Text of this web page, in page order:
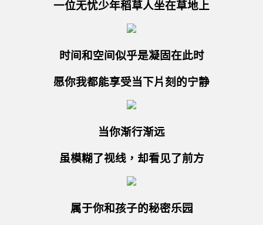
一位无忧少年稻草人坐在草地上
时间和空间似乎是凝固在此时
愿你我都能享受当下片刻的宁静
当你渐行渐远
虽模糊了视线，却看见了前方
属于你和孩子的秘密乐园